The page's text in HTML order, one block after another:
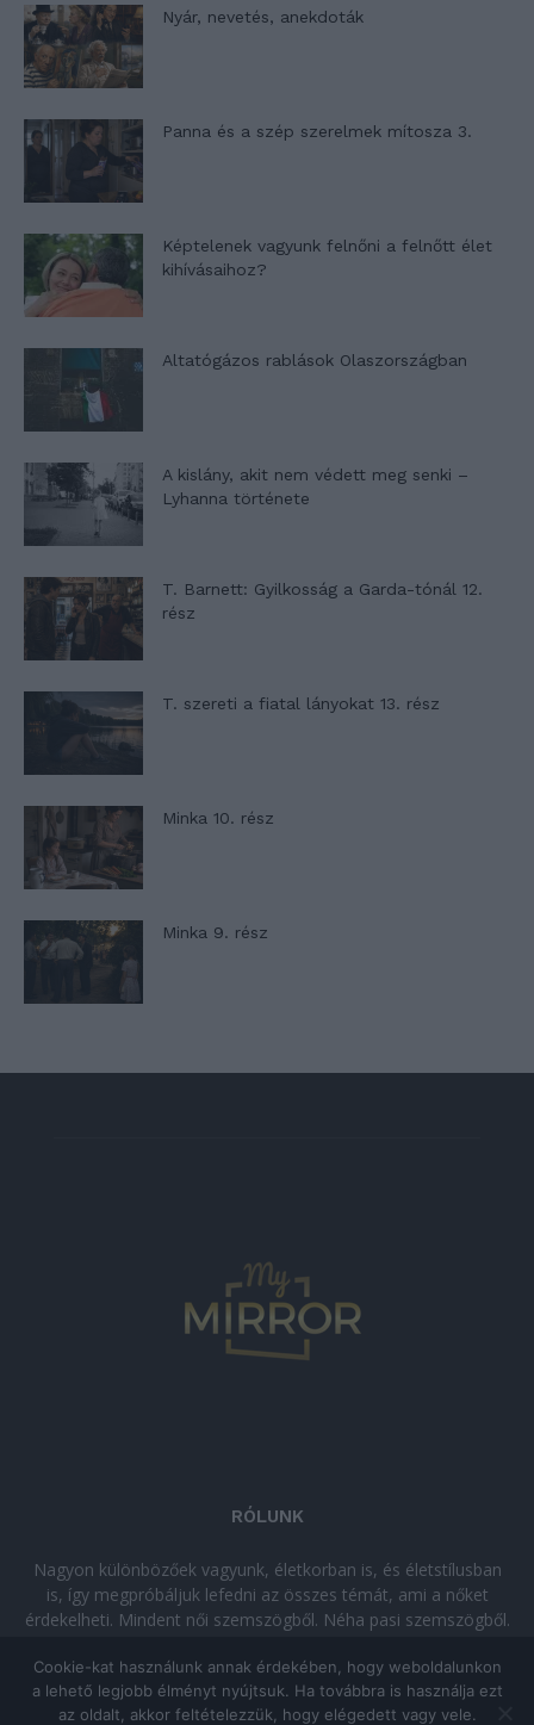
Nyár, nevetés, anekdoták
Panna és a szép szerelmek mítosza 3.
Képtelenek vagyunk felnőni a felnőtt élet
kihívásaihoz?
Altatógázos rablások Olaszországban
A kislány, akit nem védett meg senki –
Lyhanna története
T. Barnett: Gyilkosság a Garda-tónál 12.
rész
T. szereti a fiatal lányokat 13. rész
Minka 10. rész
Minka 9. rész
RÓLUNK
Nagyon különbözőek vagyunk, életkorban is, és életstílusban
is, így megpróbáljuk lefedni az összes témát, ami a nőket
érdekelheti. Mindent női szemszögből. Néha pasi szemszögből.
kikapcsolódásra vágysz!
Cookie-kat használunk annak érdekében, hogy weboldalunkon
a lehető legjobb élményt nyújtsuk. Ha továbbra is használja ezt
az oldalt, akkor feltételezzük, hogy elégedett vagy vele.